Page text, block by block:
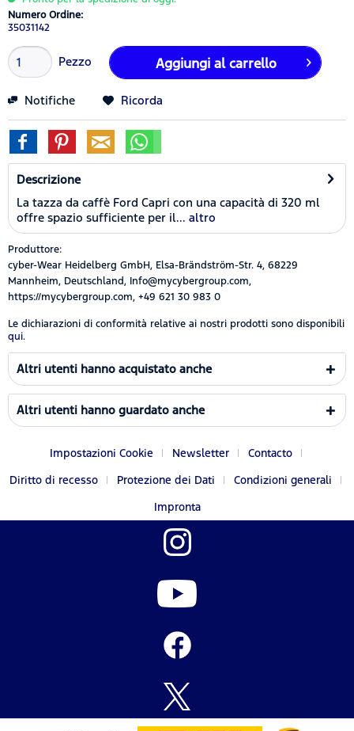
Numero Ordine:
35031142
Pezzo Aggiungi al carrello
Notifiche Ricorda
Descrizione
La tazza da caffè Ford Capri con una capacità di 320 ml
offre spazio sufficiente per il... altro
Produttore:
cyber-Wear Heidelberg GmbH, Elsa-Brändström-Str. 4, 68229
Mannheim, Deutschland, Info@mycybergroup.com,
https://mycybergroup.com, +49 621 30 983 0
Le dichiarazioni di conformità relative ai nostri prodotti sono disponibili
qui.
Altri utenti hanno acquistato anche
Altri utenti hanno guardato anche
Impostazioni Cookie Newsletter
Contacto
Diritto di recesso
Protezione dei Dati
Condizioni generali
Impronta